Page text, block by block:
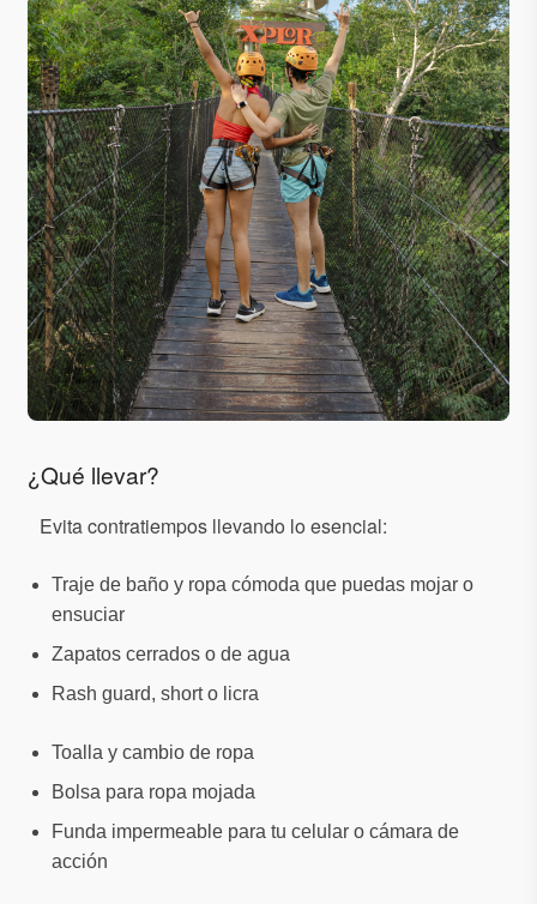
¿Qué llevar?
Evita contratiempos llevando lo esencial:
Traje de baño y ropa cómoda que puedas mojar o
ensuciar
Zapatos cerrados o de agua
Rash guard, short o licra
Toalla y cambio de ropa
Bolsa para ropa mojada
Funda impermeable para tu celular o cámara de
acción